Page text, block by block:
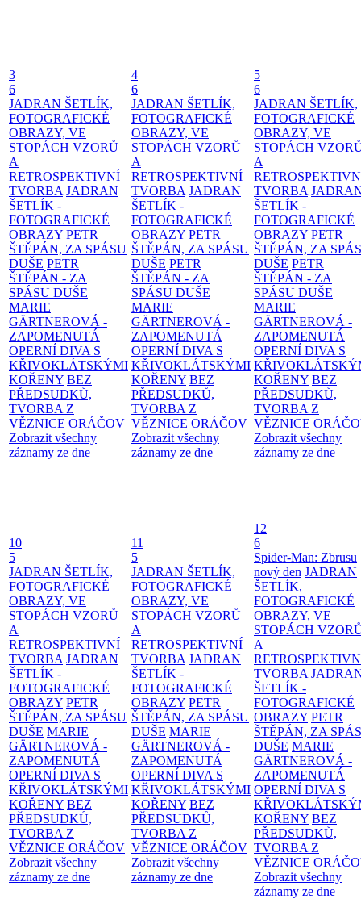
3
6
JADRAN ŠETLÍK,
FOTOGRAFICKÉ
OBRAZY, VE
STOPÁCH VZORŮ
A
RETROSPEKTIVNÍ
TVORBA JADRAN
ŠETLÍK -
FOTOGRAFICKÉ
OBRAZY PETR
ŠTĚPÁN, ZA SPÁSU
DUŠE PETR
ŠTĚPÁN - ZA
SPÁSU DUŠE
MARIE
GÄRTNEROVÁ -
ZAPOMENUTÁ
OPERNÍ DIVA S
KŘIVOKLÁTSKÝMI
KOŘENY BEZ
PŘEDSUDKŮ,
TVORBA Z
VĚZNICE ORÁČOV
Zobrazit všechny
záznamy ze dne
4
6
JADRAN ŠETLÍK,
FOTOGRAFICKÉ
OBRAZY, VE
STOPÁCH VZORŮ
A
RETROSPEKTIVNÍ
TVORBA JADRAN
ŠETLÍK -
FOTOGRAFICKÉ
OBRAZY PETR
ŠTĚPÁN, ZA SPÁSU
DUŠE PETR
ŠTĚPÁN - ZA
SPÁSU DUŠE
MARIE
GÄRTNEROVÁ -
ZAPOMENUTÁ
OPERNÍ DIVA S
KŘIVOKLÁTSKÝMI
KOŘENY BEZ
PŘEDSUDKŮ,
TVORBA Z
VĚZNICE ORÁČOV
Zobrazit všechny
záznamy ze dne
5
6
JADRAN ŠETLÍK,
FOTOGRAFICKÉ
OBRAZY, VE
STOPÁCH
A
TVORBA
ŠETLÍK -
FOTOGRAFICKÉ
OBRAZY PETR
ŠTĚPÁN, ZA
DUŠE PETR
ŠTĚPÁN - ZA
SPÁSU DUŠE
MARIE
GÄRTNEROVÁ -
ZAPOMENUTÁ
OPERNÍ DIVA S
KOŘENY BEZ
PŘEDSUDKŮ,
TVORBA Z
VĚZNICE
Zobrazit všechny
záznamy ze dne
10
5
JADRAN ŠETLÍK,
FOTOGRAFICKÉ
OBRAZY, VE
STOPÁCH VZORŮ
A
RETROSPEKTIVNÍ
TVORBA JADRAN
ŠETLÍK -
FOTOGRAFICKÉ
OBRAZY PETR
ŠTĚPÁN, ZA SPÁSU
DUŠE MARIE
GÄRTNEROVÁ -
ZAPOMENUTÁ
OPERNÍ DIVA S
KŘIVOKLÁTSKÝMI
KOŘENY BEZ
PŘEDSUDKŮ,
TVORBA Z
VĚZNICE ORÁČOV
Zobrazit všechny
záznamy ze dne
11
5
JADRAN ŠETLÍK,
FOTOGRAFICKÉ
OBRAZY, VE
STOPÁCH VZORŮ
A
RETROSPEKTIVNÍ
TVORBA JADRAN
ŠETLÍK -
FOTOGRAFICKÉ
OBRAZY PETR
ŠTĚPÁN, ZA SPÁSU
DUŠE MARIE
GÄRTNEROVÁ -
ZAPOMENUTÁ
OPERNÍ DIVA S
KŘIVOKLÁTSKÝMI
KOŘENY BEZ
PŘEDSUDKŮ,
TVORBA Z
VĚZNICE ORÁČOV
Zobrazit všechny
záznamy ze dne
12
6
Spider-Man: Zbrusu
nový den JADRAN
ŠETLÍK,
FOTOGRAFICKÉ
OBRAZY, VE
STOPÁCH
A
TVORBA
ŠETLÍK -
FOTOGRAFICKÉ
OBRAZY PETR
ŠTĚPÁN, ZA
DUŠE MARIE
GÄRTNEROVÁ -
ZAPOMENUTÁ
OPERNÍ DIVA S
KOŘENY BEZ
PŘEDSUDKŮ,
TVORBA Z
VĚZNICE
Zobrazit všechny
záznamy ze dne